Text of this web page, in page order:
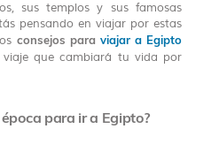
sus templos y sus famosas
pensando en viajar por estas
consejos para viajar a Egipto
que cambiará tu vida por
para ir a Egipto?